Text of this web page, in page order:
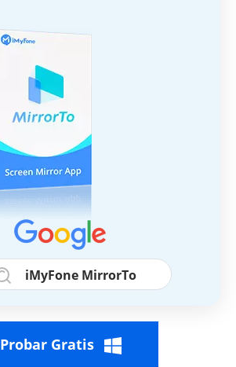
iMyFone MirrorTo
Probar Gratis